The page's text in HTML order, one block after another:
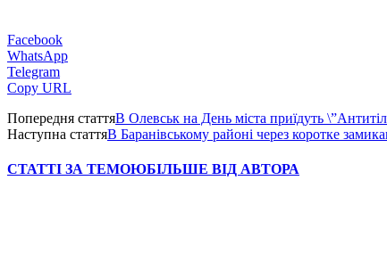
Facebook
WhatsApp
Telegram
Copy URL
Попередня статтяВ Олевськ на День міста приїдуть
Наступна статтяВ Баранівському районі через коротке
СТАТТІ ЗА ТЕМОЮБІЛЬШЕ ВІД АВТОРА